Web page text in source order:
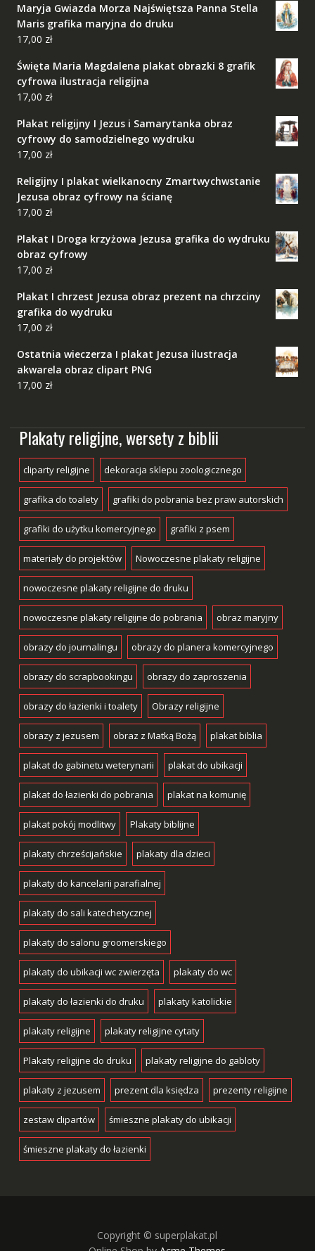
Maryja Gwiazda Morza Najświętsza Panna Stella
Maris grafika maryjna do druku
17,00 zł
Święta Maria Magdalena plakat obrazki 8 grafik
cyfrowa ilustracja religijna
17,00 zł
Plakat religijny I Jezus i Samarytanka obraz
cyfrowy do samodzielnego wydruku
17,00 zł
Religijny I plakat wielkanocny Zmartwychwstanie
Jezusa obraz cyfrowy na ścianę
17,00 zł
Plakat I Droga krzyżowa Jezusa grafika do wydruku
obraz cyfrowy
17,00 zł
Plakat I chrzest Jezusa obraz prezent na chrzciny
grafika do wydruku
17,00 zł
Ostatnia wieczerza I plakat Jezusa ilustracja
akwarela obraz clipart PNG
17,00 zł
Plakaty religijne, wersety z biblii
cliparty religijne dekoracja sklepu zoologicznego
grafika do toalety grafiki do pobrania bez praw autorskich
grafiki do użytku komercyjnego grafiki z psem
materiały do projektów Nowoczesne plakaty religijne
nowoczesne plakaty religijne do druku
nowoczesne plakaty religijne do pobrania obraz maryjny
obrazy do journalingu obrazy do planera komercyjnego
obrazy do scrapbookingu obrazy do zaproszenia
obrazy do łazienki i toalety Obrazy religijne
obrazy z jezusem obraz z Matką Bożą plakat biblia
plakat do gabinetu weterynarii plakat do ubikacji
plakat do łazienki do pobrania plakat na komunię
plakat pokój modlitwy Plakaty biblijne
plakaty chrześcijańskie plakaty dla dzieci
plakaty do kancelarii parafialnej
plakaty do sali katechetycznej
plakaty do salonu groomerskiego
plakaty do ubikacji wc zwierzęta plakaty do wc
plakaty do łazienki do druku plakaty katolickie
plakaty religijne plakaty religijne cytaty
Plakaty religijne do druku plakaty religijne do gabloty
plakaty z jezusem prezent dla księdza prezenty religijne
zestaw clipartów śmieszne plakaty do ubikacji
śmieszne plakaty do łazienki
Copyright © superplakat.pl